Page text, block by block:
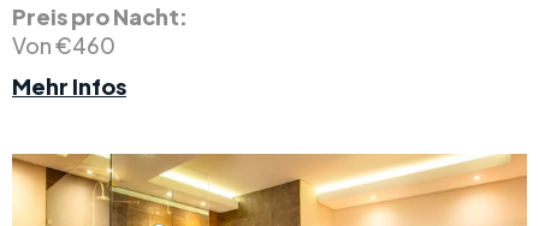
Preis pro Nacht:
Von €460
Mehr Infos